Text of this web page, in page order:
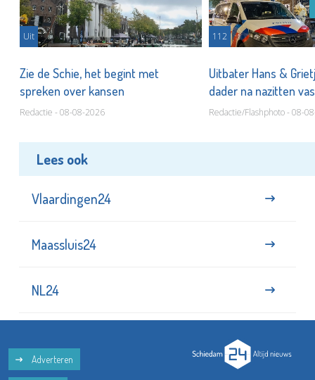
Uit
Zie de Schie, het begint met
spreken over kansen
Redactie - 08-08-2026
112
Uitbater Hans &
dader na nazitten
Redactie/Flashphoto - 08-
Lees ook
Vlaardingen24
Maassluis24
NL24
Adverteren